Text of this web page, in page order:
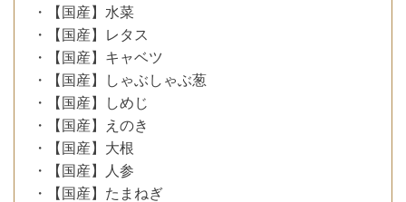
・【国産】水菜
・【国産】レタス
・【国産】キャベツ
・【国産】しゃぶしゃぶ葱
・【国産】しめじ
・【国産】えのき
・【国産】大根
・【国産】人参
・【国産】たまねぎ